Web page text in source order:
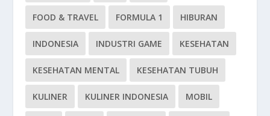
FOOD & TRAVEL FORMULA 1 HIBURAN
INDONESIA INDUSTRI GAME KESEHATAN
KESEHATAN MENTAL KESEHATAN TUBUH
KULINER KULINER INDONESIA MOBIL